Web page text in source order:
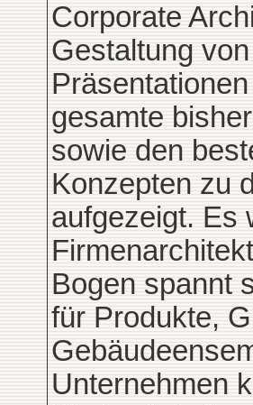
Corporate
Gestaltung
gesamte
sowie den
Konzepten zu
aufgezeigt. Es
Bogen spannt
für Produkte,
Unternehmen